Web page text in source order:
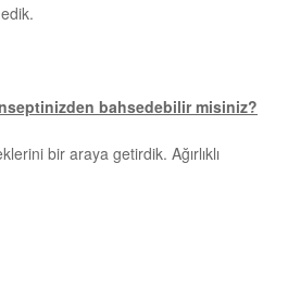
bahsedebilir misiniz?
bir araya getirdik. Ağırlıklı